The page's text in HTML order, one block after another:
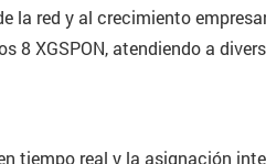
la red y al crecimiento
XGSPON, atendiendo a
real y la asignación